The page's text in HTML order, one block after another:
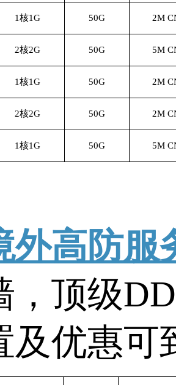
1核1G 50G 2M
2核2G 50G 5M
1核1G 50G 2M
2核2G 50G 2M
1核1G 50G 5M
外高防服
，顶级
及优惠可